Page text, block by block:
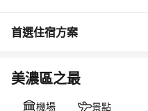
首選住宿方案
美濃區之最
機場 景點